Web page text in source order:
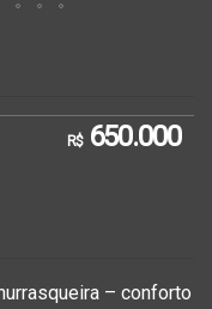
R$650.000
– conforto